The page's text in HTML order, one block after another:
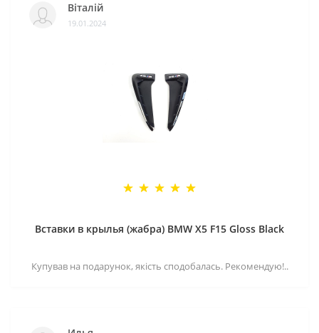
Віталій
19.01.2024
Вставки в крылья (жабра) BMW X5 F15 Gloss Black
Купував на подарунок, якість сподобалась. Рекомендую!..